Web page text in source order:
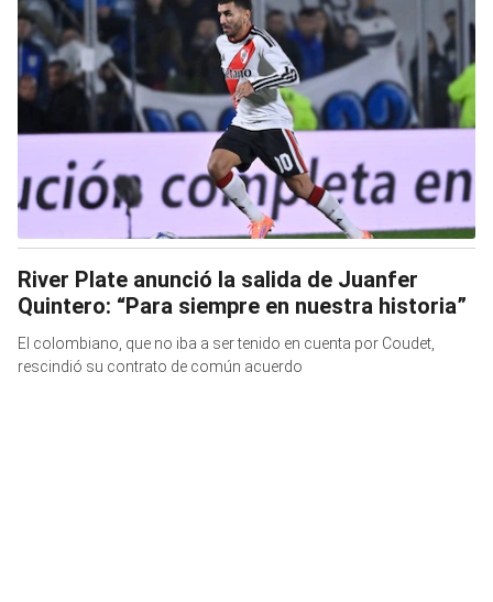
River Plate anunció la salida de Juanfer
Quintero: “Para siempre en nuestra historia”
El colombiano, que no iba a ser tenido en cuenta por Coudet,
rescindió su contrato de común acuerdo